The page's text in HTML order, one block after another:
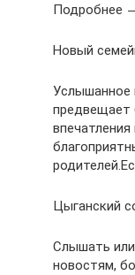
Подробнее
Новый
Услышанное
предвещает
Цыганский
Слышать
новостям,